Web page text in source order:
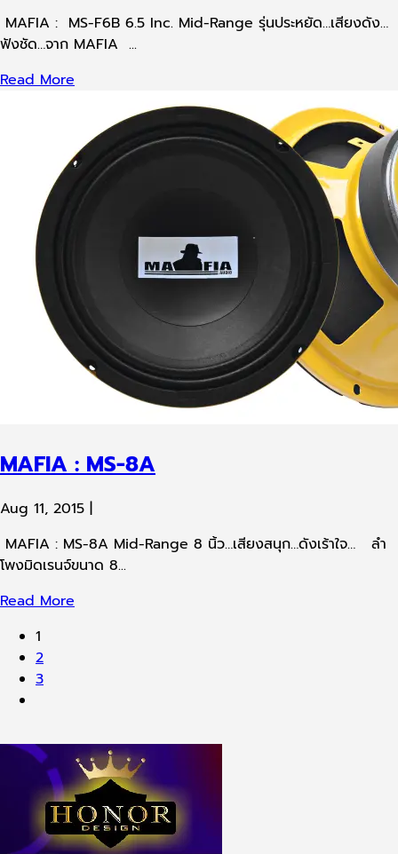
MAFIA : MS-F6B 6.5 Inc. Mid-Range รุ่นประหยัด…เสียงดัง…
ฟังชัด…จาก MAFIA ...
Read More
MAFIA : MS-8A
Aug 11, 2015 |
MAFIA : MS-8A Mid-Range 8 นิ้ว…เสียงสนุก…ดังเร้าใจ… ลำ
โพงมิดเรนจ์ขนาด 8...
Read More
1
2
3